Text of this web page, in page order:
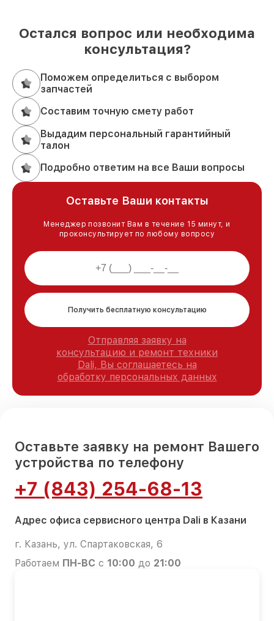
Остался вопрос или необходима
консультация?
Поможем определиться с выбором
запчастей
Составим точную смету работ
Выдадим персональный гарантийный
талон
Подробно ответим на все Ваши вопросы
Оставьте Ваши контакты
Менеджер позвонит Вам в течение 15 минут, и
проконсультирует по любому вопросу
Получить бесплатную консультацию
Отправляя заявку на
консультацию и ремонт техники
Dali, Вы соглашаетесь на
обработку персональных данных
Оставьте заявку на ремонт Вашего
устройства по телефону
+7 (843) 254-68-13
Адрес офиса сервисного центра Dali в Казани
г. Казань, ул. Спартаковская, 6
Работаем ПН-ВС с 10:00 до 21:00